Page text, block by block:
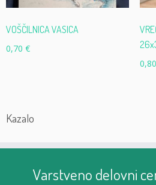
VOŠČILNICA VASICA
0,70 €
0,80
Kazalo
Varstveno delovni